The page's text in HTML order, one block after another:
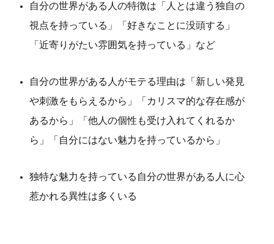
自分の世界がある人の特徴は「人とは違う独自の
視点を持っている」「好きなことに没頭する」
「近寄りがたい雰囲気を持っている」など
自分の世界がある人がモテる理由は「新しい発見
や刺激をもらえるから」「カリスマ的な存在感が
あるから」「他人の個性も受け入れてくれるか
ら」「自分にはない魅力を持っているから」
独特な魅力を持っている自分の世界がある人に心
惹かれる異性は多くいる